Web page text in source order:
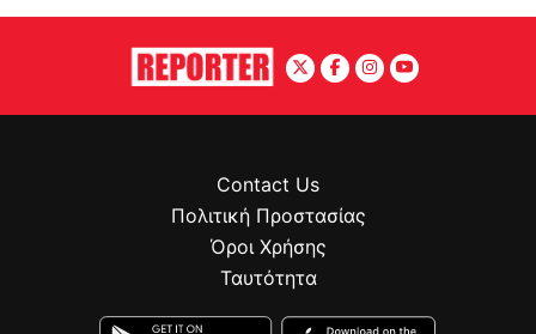
Contact Us
Πολιτική Προστασίας
Όροι Χρήσης
Ταυτότητα